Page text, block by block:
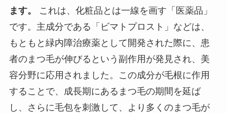
ます。
これは、化粧品とは一線を画す「医薬品」
です。主成分である「ビマトプロスト」などは、
もともと緑内障治療薬として開発された際に、患
者のまつ毛が伸びるという副作用が発見され、美
容分野に応用されました。この成分が毛根に作用
することで、成長期にあるまつ毛の期間を延ば
し、さらに毛包を刺激して、より多くのまつ毛が